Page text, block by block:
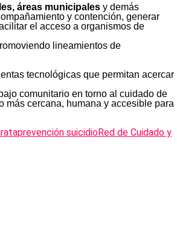
áreas municipales y demás
y contención, generar
el acceso a organismos de
lineamientos de
tecnológicas que permitan acercar
comunitario en torno al cuidado de
más cercana, humana y accesible para
prevención suicidioRed de Cuidado y